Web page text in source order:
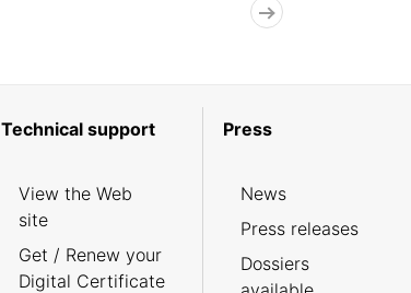
Technical support
View the Web
site
Get / Renew your
Digital Certificate
Press
News
Press releases
Dossiers